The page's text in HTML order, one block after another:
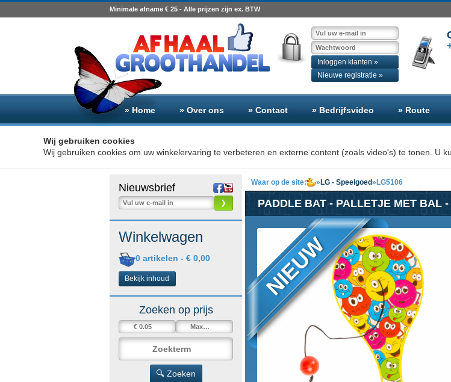
Minimale afname € 25 - Alle prijzen zijn ex. BTW
Inloggen klanten »
Nieuwe registratie »
» Home » Over ons » Contact » Bedrijfsvideo » Route
Wij gebruiken cookies
Wij gebruiken cookies om uw winkelervaring te verbeteren en externe content (zoals video's) te tonen. U
Nieuwsbrief
❯
Winkelwagen
0 artikelen - € 0,00
Bekijk inhoud
Zoeken op prijs
🔍 Zoeken
Waar op de site: » LG - Speelgoed» LG5106
PADDLE BAT - PALLETJE MET BAL
NIEUW